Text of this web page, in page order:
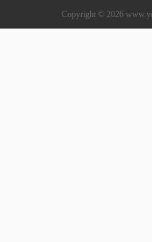
Copyright © 2026